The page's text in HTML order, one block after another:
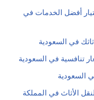
أفضل الخدمات في
في السعودية
تنافسية في السعودية
السعودية
الأثاث في المملكة